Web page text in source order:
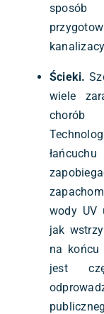
sposób
Ścieki.
wiele
chorób
wody UV
jak
na końcu
jest